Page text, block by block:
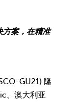
方案，在精准
GU21) 隆
、澳大利亚